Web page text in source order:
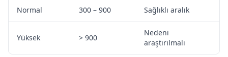
Normal 300 – 900 Sağlıklı aralık
Yüksek > 900
Nedeni
araştırılmalı